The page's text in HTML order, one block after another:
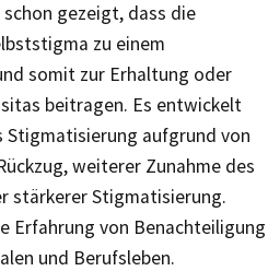
gezeigt, dass die
zu einem
somit zur Erhaltung oder
beitragen. Es entwickelt
Stigmatisierung aufgrund von
weiterer Zunahme des
stärkerer Stigmatisierung.
Erfahrung von Benachteiligung
und Berufsleben.